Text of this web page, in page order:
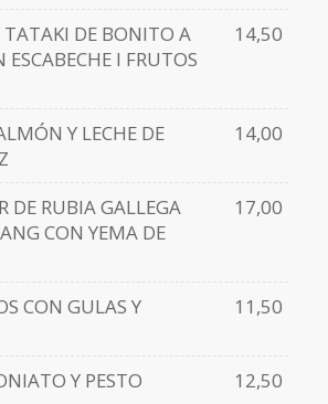
TATAKI DE BONITO A
ESCABECHE I FRUTOS
14,50
Y LECHE DE
14,00
DE RUBIA GALLEGA
CON YEMA DE
17,00
CON GULAS Y
11,50
Y PESTO
12,50